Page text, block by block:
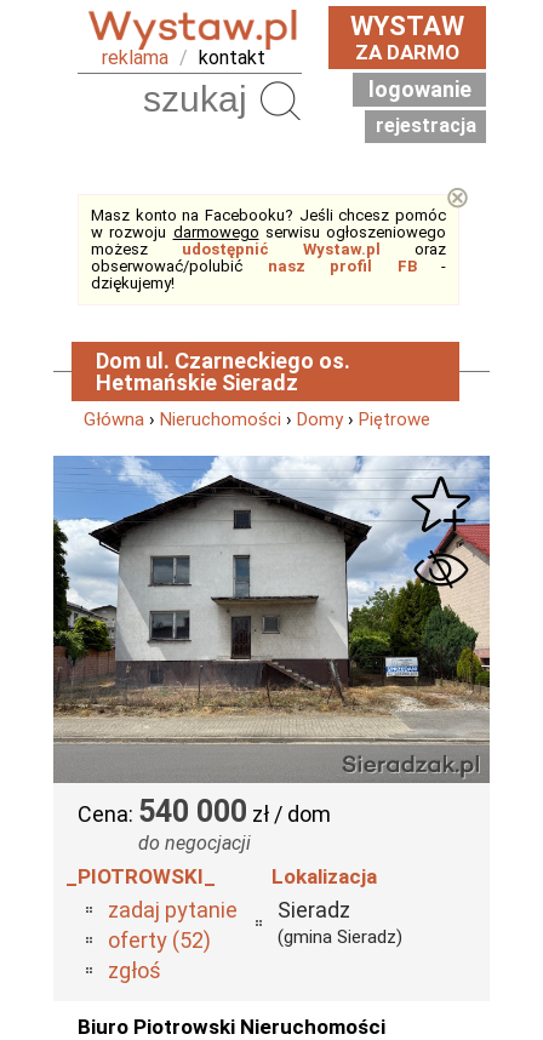
reklama / kontakt
WYSTAW
ZA DARMO
logowanie
rejestracja
Masz konto na Facebooku? Jeśli chcesz pomóc
w rozwoju darmowego serwisu ogłoszeniowego
możesz udostępnić Wystaw.pl
oraz
obserwować/polubić nasz profil FB-
dziękujemy!
⊗
Dom ul. Czarneckiego os.
Hetmańskie Sieradz
Główna › Nieruchomości › Domy› Piętrowe
Cena: 540 000 zł / dom
do negocjacji
_PIOTROWSKI_
zadaj pytanie
oferty (52)
zgłoś
Lokalizacja
Sieradz
(gmina Sieradz)
Biuro Piotrowski Nieruchomości